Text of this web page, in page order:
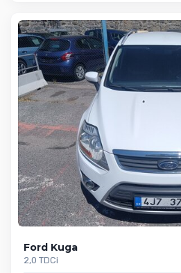
Ford Kuga
2,0 TDCi